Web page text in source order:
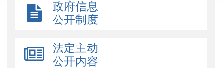
政府信息
公开制度
法定主动
公开内容